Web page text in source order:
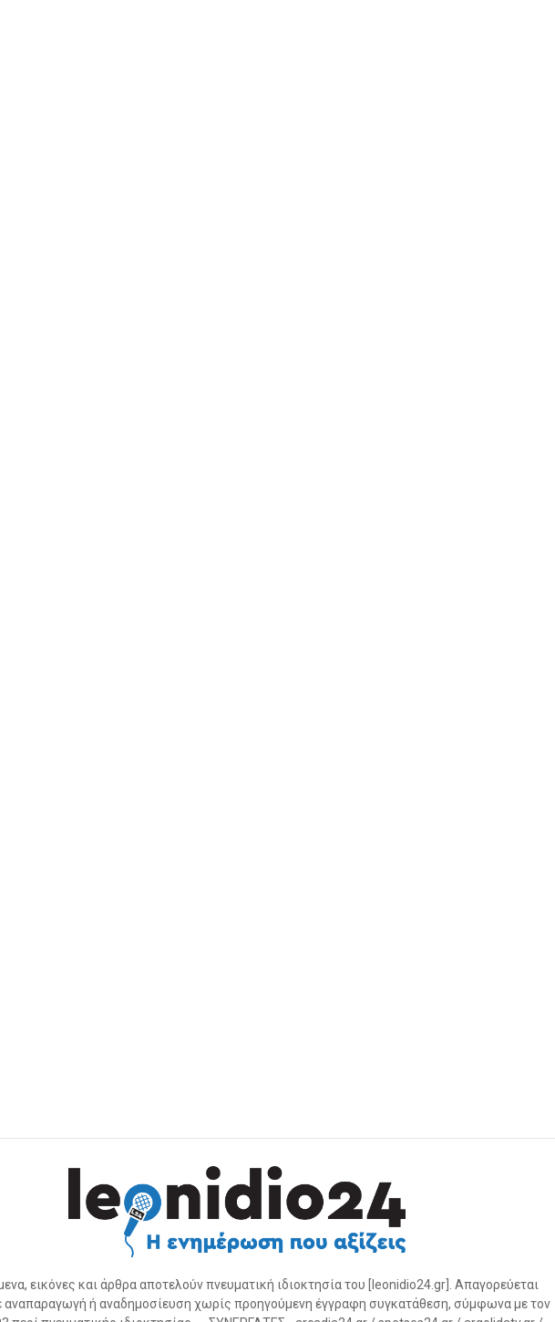
εικόνες και άρθρα αποτελούν πνευματική ιδιοκτησία του [leonidio24.gr]. Απαγορεύεται
αναπαραγωγή ή αναδημοσίευση χωρίς προηγούμενη έγγραφη συγκατάθεση, σύμφωνα με τον